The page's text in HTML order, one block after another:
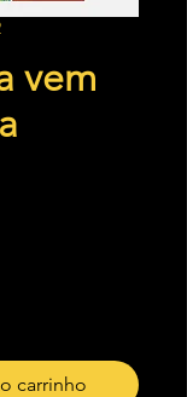
vem
carrinho